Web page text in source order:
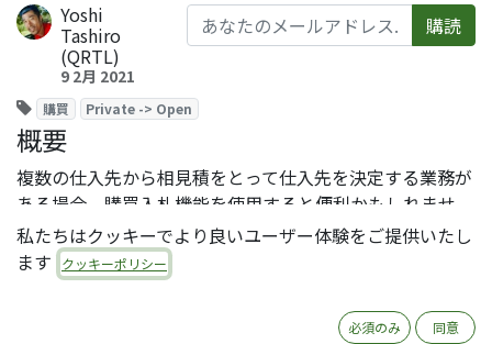
Yoshi
Tashiro
(QRTL)
9 2月 2021
購読
購買 Private -> Open
概要
複数の仕入先から相見積をとって仕入先を決定する業務が
ある場合、購買入札機能を使用すると便利かもしれませ
ん。
私たちはクッキーでより良いユーザー体験をご提供いたし
ます
クッキーポリシー
必須のみ 同意